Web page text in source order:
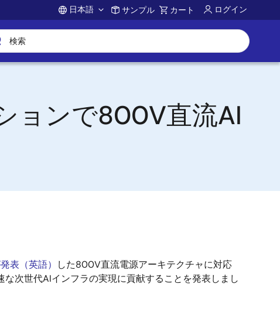
Account
日本語 サンプル カート ログイン
ョンで800V直流AI
表（英語）
した800V直流電源アーキテクチャに対応
次世代AIインフラの実現に貢献することを発表しまし